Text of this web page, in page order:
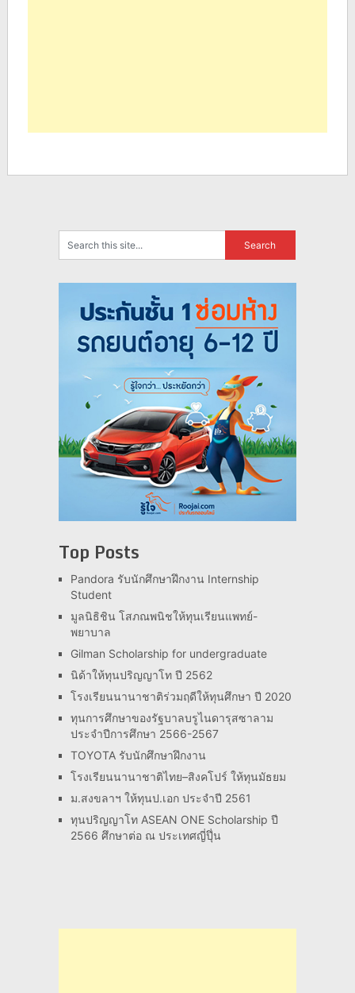
Top Posts
Pandora รับนักศึกษาฝึกงาน Internship
Student
มูลนิธิชิน โสภณพนิชให้ทุนเรียนแพทย์-
พยาบาล
Gilman Scholarship for undergraduate
นิด้าให้ทุนปริญญาโท ปี 2562
โรงเรียนนานาชาติร่วมฤดีให้ทุนศึกษา ปี 2020
ทุนการศึกษาของรัฐบาลบรูไนดารุสซาลาม
ประจำปีการศึกษา 2566-2567
TOYOTA รับนักศึกษาฝึกงาน
โรงเรียนนานาชาติไทย–สิงคโปร์ ให้ทุนมัธยม
ม.สงขลาฯ ให้ทุนป.เอก ประจำปี 2561
ทุนปริญญาโท ASEAN ONE Scholarship ปี
2566 ศึกษาต่อ ณ ประเทศญี่ปุึ่น